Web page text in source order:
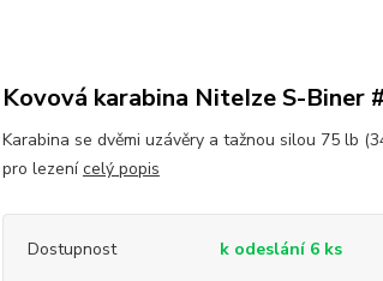
Kovová karabina NiteIze S-Biner
Karabina se dvěmi uzávěry a tažnou silou 75 lb
pro lezenícelý popis
Dostupnost
k odeslání 6 ks